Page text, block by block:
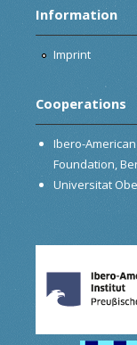
Information
Imprint
Cooperations
Ibero-
Foundation,
Universitat